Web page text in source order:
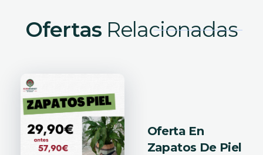
OfertasRelacionadas
Oferta En
Zapatos De Piel